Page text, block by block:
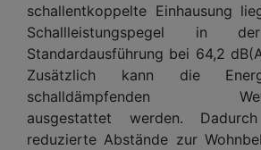
schallentkoppelte Einhausung
Schallleistungspegel in
Standardausführung bei 64,2
Zusätzlich kann die
schalldämpfenden
ausgestattet werden.
reduzierte Abstände zur